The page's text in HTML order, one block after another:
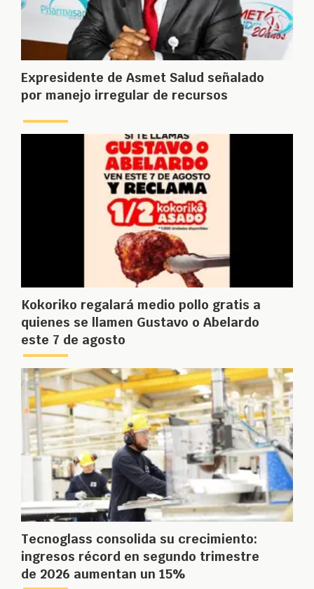
Expresidente de Asmet Salud señalado
por manejo irregular de recursos
Kokoriko regalará medio pollo gratis a
quienes se llamen Gustavo o Abelardo
este 7 de agosto
Tecnoglass consolida su crecimiento:
ingresos récord en segundo trimestre
de 2026 aumentan un 15%